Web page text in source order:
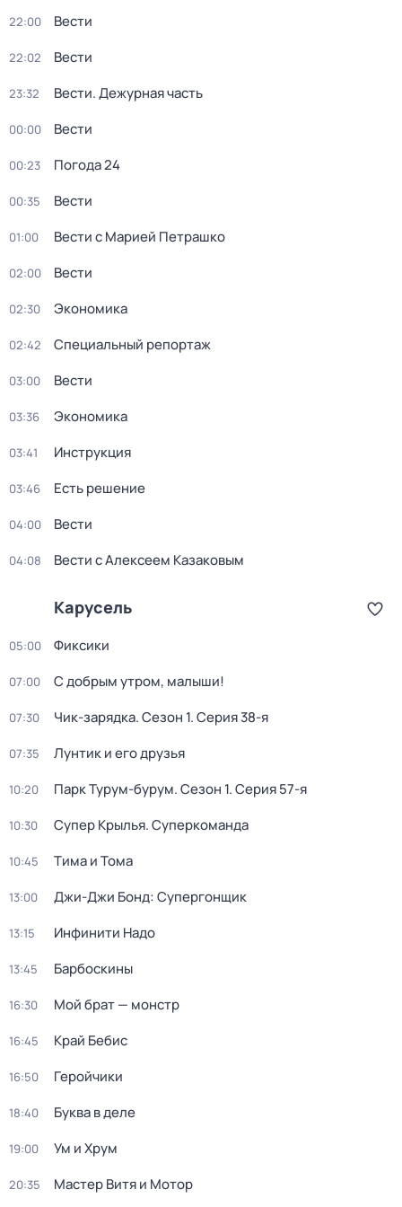
22:00 Вести
22:02 Вести
23:32 Вести. Дежурная часть
00:00 Вести
00:23 Погода 24
00:35 Вести
01:00 Вести с Марией Петрашко
02:00 Вести
02:30 Экономика
02:42 Специальный репортаж
03:00 Вести
03:36 Экономика
03:41 Инструкция
03:46 Есть решение
04:00 Вести
04:08 Вести с Алексеем Казаковым
Карусель
05:00 Фиксики
07:00 С добрым утром, малыши!
07:30 Чик-зарядка. Сезон 1. Серия 38-я
07:35 Лунтик и его друзья
10:20 Парк Турум-бурум. Сезон 1. Серия 57-я
10:30 Супер Крылья. Суперкоманда
10:45 Тима и Тома
13:00 Джи-Джи Бонд: Супергонщик
13:15 Инфинити Надо
13:45 Барбоскины
16:30 Мой брат — монстр
16:45 Край Бебис
16:50 Геройчики
18:40 Буква в деле
19:00 Ум и Хрум
20:35 Мастер Витя и Мотор